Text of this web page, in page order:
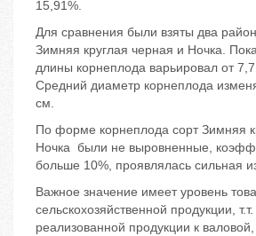
15,91%.
Для сравнения были взяты два
Зимняя круглая черная и Ночка.
длины корнеплода варьировал от
Средний диаметр корнеплода
см.
По форме корнеплода сорт Зимняя
Ночка были не выровненные,
больше 10%, проявлялась сильная
Важное значение имеет уровень
сельскохозяйственной продукции,
реализованной продукции к